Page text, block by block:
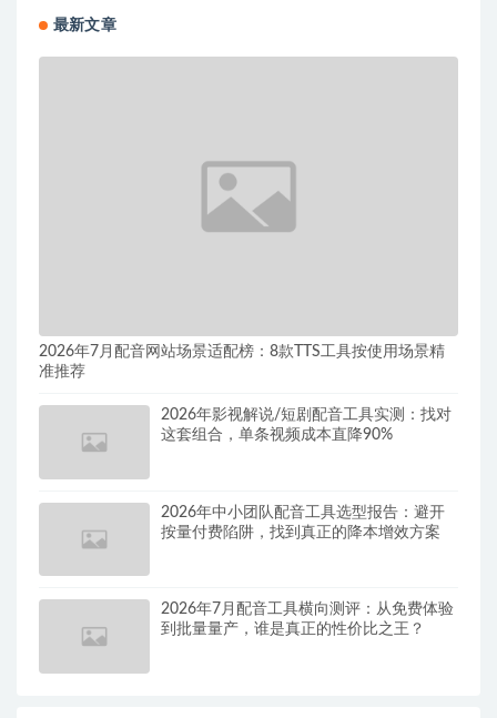
最新文章
2026年7月配音网站场景适配榜：8款TTS工具按使用场景精
准推荐
2026年影视解说/短剧配音工具实测：找对
这套组合，单条视频成本直降90%
2026年中小团队配音工具选型报告：避开
按量付费陷阱，找到真正的降本增效方案
2026年7月配音工具横向测评：从免费体验
到批量量产，谁是真正的性价比之王？